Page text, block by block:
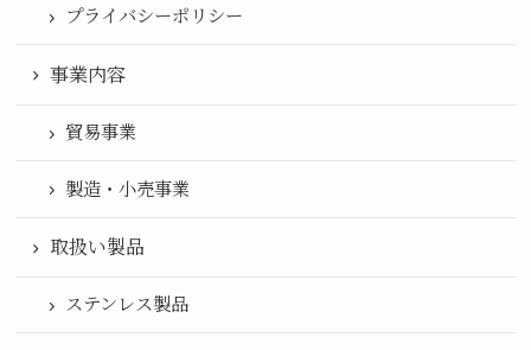
プライバシーポリシー
事業内容
貿易事業
製造・小売事業
取扱い製品
ステンレス製品